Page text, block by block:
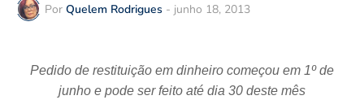
Por Quelem Rodrigues - junho 18, 2013
Pedido de restituição em dinheiro começou em 1º de
junho e pode ser feito até dia 30 deste mês